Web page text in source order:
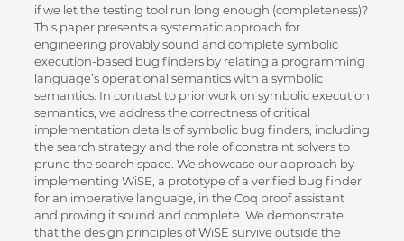
if we let the testing tool run long enough (completeness)?
This paper presents a systematic approach for
engineering provably sound and complete symbolic
execution-based bug finders by relating a programming
language’s operational semantics with a symbolic
semantics. In contrast to prior work on symbolic execution
semantics, we address the correctness of critical
implementation details of symbolic bug finders, including
the search strategy and the role of constraint solvers to
prune the search space. We showcase our approach by
implementing WiSE, a prototype of a verified bug finder
for an imperative language, in the Coq proof assistant
and proving it sound and complete. We demonstrate
that the design principles of WiSE survive outside the